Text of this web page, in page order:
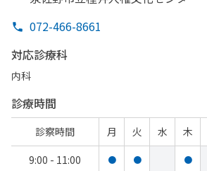
072-466-8661
対応診療科
内科
診療時間
診察時間 月 火 水 木
9:00 - 11:00
● ● ●